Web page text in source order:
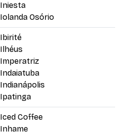
Iniesta
Iolanda Osório
Ibirité
Ilhéus
Imperatriz
Indaiatuba
Indianápolis
Ipatinga
Iced Coffee
Inhame